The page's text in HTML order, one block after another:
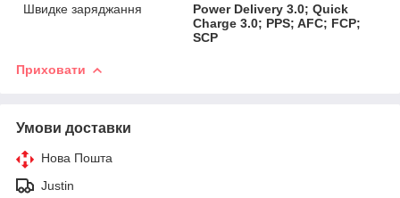
Швидке заряджання
Power Delivery 3.0; Quick
Charge 3.0; PPS; AFC; FCP;
SCP
Приховати
Умови доставки
Нова Пошта
Justin